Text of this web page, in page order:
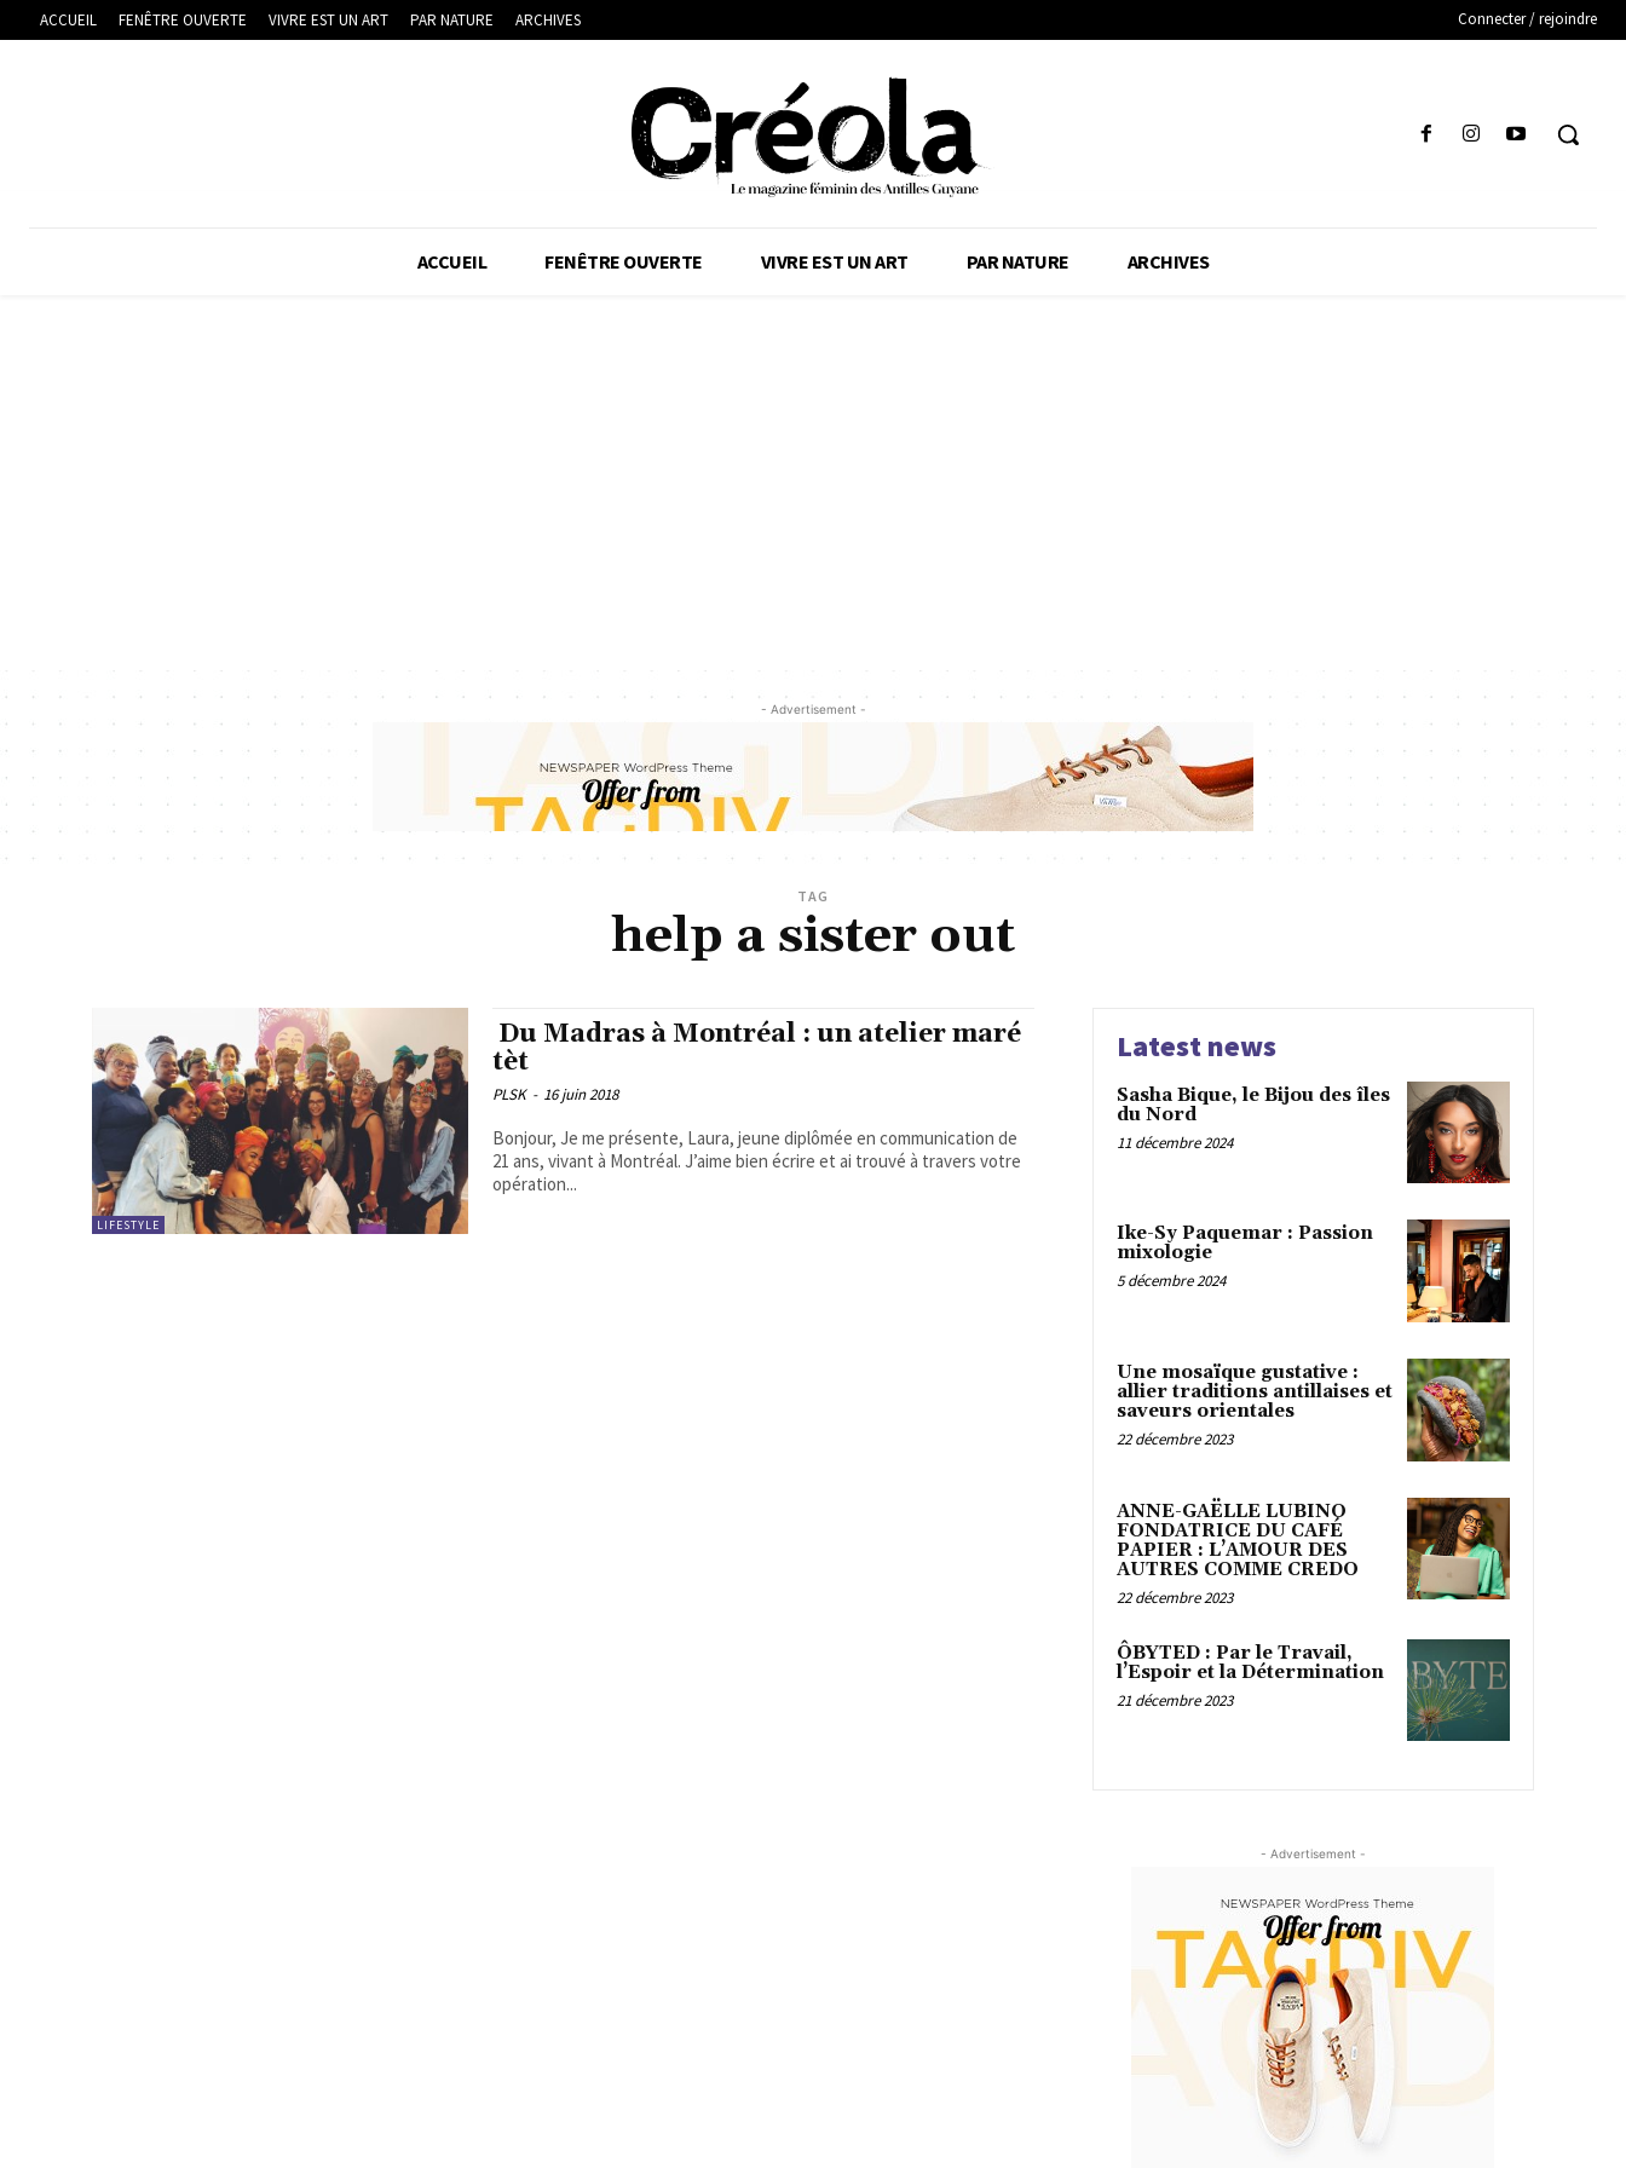
ACCUEIL FENÊTRE OUVERTE VIVRE EST UN ART PAR NATURE ARCHIVES Connecter / rejoindre
ACCUEIL FENÊTRE OUVERTE VIVRE EST UN ART PAR NATURE ARCHIVES
- Advertisement -
TAG
help a sister out
LIFESTYLE
Du Madras à Montréal : un atelier maré
tèt
PLSK - 16 juin 2018
Bonjour, Je me présente, Laura, jeune diplômée en communication de
21 ans, vivant à Montréal. J’aime bien écrire et ai trouvé à travers votre
opération...
Latest news
Sasha Bique, le Bijou des îles
du Nord
11 décembre 2024
Ike-Sy Paquemar : Passion
mixologie
5 décembre 2024
Une mosaïque gustative :
allier traditions antillaises et
saveurs orientales
22 décembre 2023
ANNE-GAËLLE LUBINO
FONDATRICE DU CAFÉ
PAPIER : L’AMOUR DES
AUTRES COMME CREDO
22 décembre 2023
ÔBYTED : Par le Travail,
l’Espoir et la Détermination
21 décembre 2023
- Advertisement -